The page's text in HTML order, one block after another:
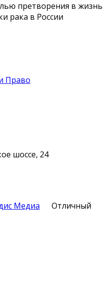
претворения в жизнь
рака в России
Право
шоссе, 24
Медиа
Отличный